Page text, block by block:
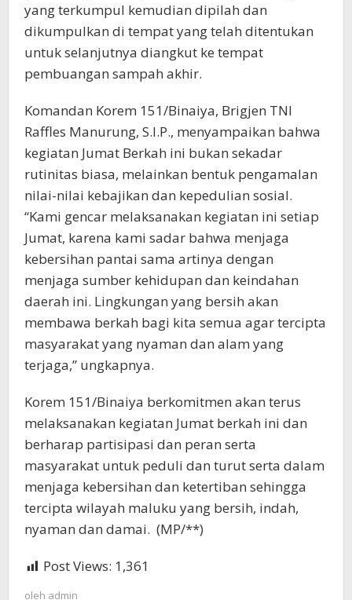
yang terkumpul kemudian dipilah dan
dikumpulkan di tempat yang telah ditentukan
untuk selanjutnya diangkut ke tempat
pembuangan sampah akhir.
Komandan Korem 151/Binaiya, Brigjen TNI
Raffles Manurung, S.I.P., menyampaikan bahwa
kegiatan Jumat Berkah ini bukan sekadar
rutinitas biasa, melainkan bentuk pengamalan
nilai-nilai kebajikan dan kepedulian sosial.
“Kami gencar melaksanakan kegiatan ini setiap
Jumat, karena kami sadar bahwa menjaga
kebersihan pantai sama artinya dengan
menjaga sumber kehidupan dan keindahan
daerah ini. Lingkungan yang bersih akan
membawa berkah bagi kita semua agar tercipta
masyarakat yang nyaman dan alam yang
terjaga,” ungkapnya.
Korem 151/Binaiya berkomitmen akan terus
melaksanakan kegiatan Jumat berkah ini dan
berharap partisipasi dan peran serta
masyarakat untuk peduli dan turut serta dalam
menjaga kebersihan dan ketertiban sehingga
tercipta wilayah maluku yang bersih, indah,
nyaman dan damai. (MP/**)
Post Views: 1,361
oleh admin